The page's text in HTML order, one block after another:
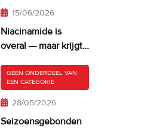
15/06/2026
Niacinamide is
overal — maar krijgt
te veel van?
GEEN ONDERDEEL VAN
EEN CATEGORIE
28/05/2026
Seizoensgebonden